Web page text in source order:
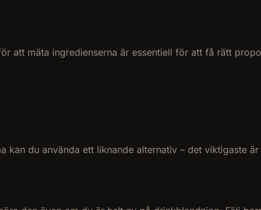
att mäta ingredienserna är essentiell för att få rätt
kan du använda ett liknande alternativ – det viktigaste